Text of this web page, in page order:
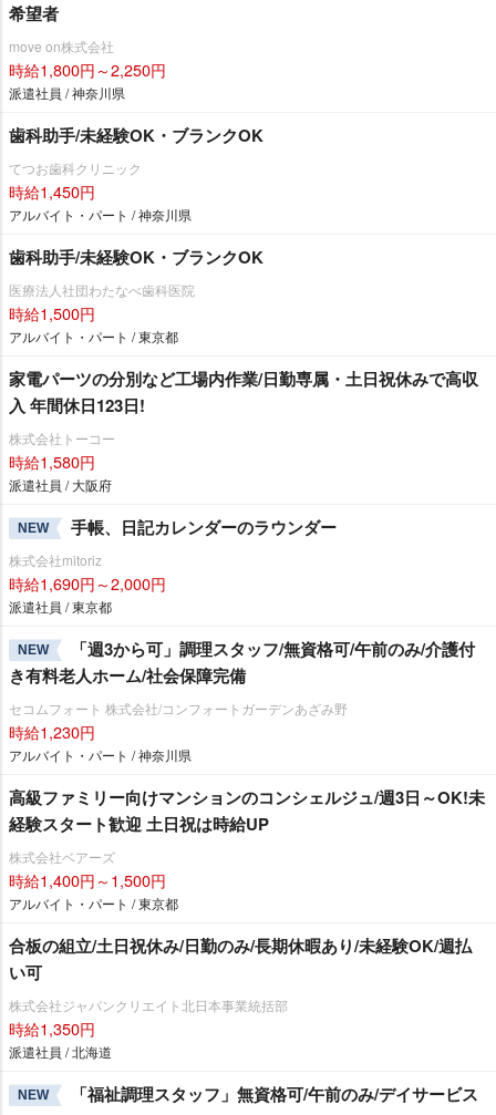
希望者
move on株式会社
時給1,800円～2,250円
派遣社員 / 神奈川県
歯科助手/未経験OK・ブランクOK
てつお歯科クリニック
時給1,450円
アルバイト・パート / 神奈川県
歯科助手/未経験OK・ブランクOK
医療法人社団わたなべ歯科医院
時給1,500円
アルバイト・パート / 東京都
家電パーツの分別など工場内作業/日勤専属・土日祝休みで高収
入 年間休日123日!
株式会社トーコー
時給1,580円
派遣社員 / 大阪府
NEW 手帳、日記カレンダーのラウンダー
株式会社mitoriz
時給1,690円～2,000円
派遣社員 / 東京都
NEW
「週3から可」調理スタッフ/無資格可/午前のみ/介護付
き有料老人ホーム/社会保障完備
セコムフォート 株式会社/コンフォートガーデンあざみ野
時給1,230円
アルバイト・パート / 神奈川県
高級ファミリー向けマンションのコンシェルジュ/週3日～OK!未
経験スタート歓迎 土日祝は時給UP
株式会社ベアーズ
時給1,400円～1,500円
アルバイト・パート / 東京都
合板の組立/土日祝休み/日勤のみ/長期休暇あり/未経験OK/週払
い可
株式会社ジャパンクリエイト北日本事業統括部
時給1,350円
派遣社員 / 北海道
NEW 「福祉調理スタッフ」無資格可/午前のみ/デイサービス